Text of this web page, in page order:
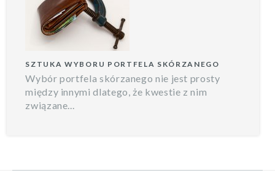
SZTUKA WYBORU PORTFELA SKÓRZANEGO
Wybór portfela skórzanego nie jest prosty
między innymi dlatego, że kwestie z nim
związane...